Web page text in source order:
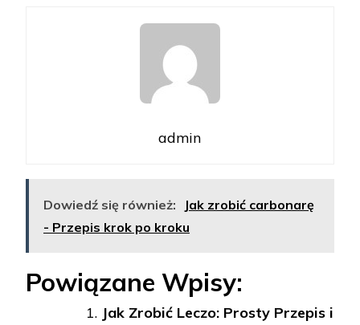
admin
Dowiedź się również:
Jak zrobić carbonarę
- Przepis krok po kroku
Powiązane Wpisy:
Jak Zrobić Leczo: Prosty Przepis i